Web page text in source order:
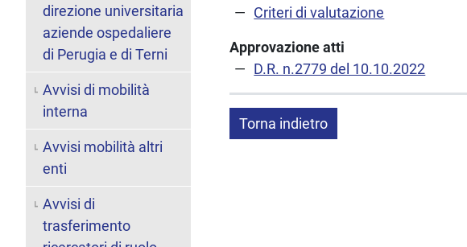
Criteri di valutazione
Approvazione atti
D.R. n.2779 del 10.10.2022
Torna indietro
direzione universitaria
aziende ospedaliere
di Perugia e di Terni
Avvisi di mobilità
interna
Avvisi mobilità altri
enti
Avvisi di
trasferimento